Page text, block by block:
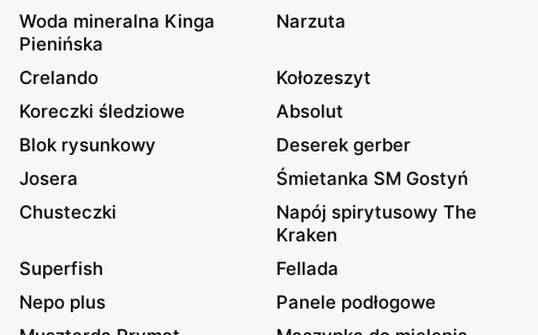
Woda mineralna Kinga
Pienińska
Narzuta
Crelando
Kołozeszyt
Koreczki śledziowe
Absolut
Blok rysunkowy
Deserek gerber
Josera
Śmietanka SM Gostyń
Chusteczki
Napój spirytusowy The
Kraken
Superfish
Fellada
Nepo plus
Panele podłogowe